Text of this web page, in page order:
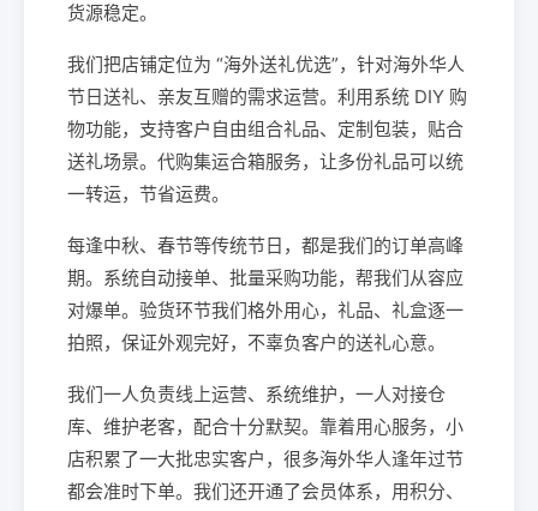
货源稳定。
我们把店铺定位为 “海外送礼优选”，针对海外华人
节日送礼、亲友互赠的需求运营。利用系统 DIY 购
物功能，支持客户自由组合礼品、定制包装，贴合
送礼场景。代购集运合箱服务，让多份礼品可以统
一转运，节省运费。
每逢中秋、春节等传统节日，都是我们的订单高峰
期。系统自动接单、批量采购功能，帮我们从容应
对爆单。验货环节我们格外用心，礼品、礼盒逐一
拍照，保证外观完好，不辜负客户的送礼心意。
我们一人负责线上运营、系统维护，一人对接仓
库、维护老客，配合十分默契。靠着用心服务，小
店积累了一大批忠实客户，很多海外华人逢年过节
都会准时下单。我们还开通了会员体系，用积分、